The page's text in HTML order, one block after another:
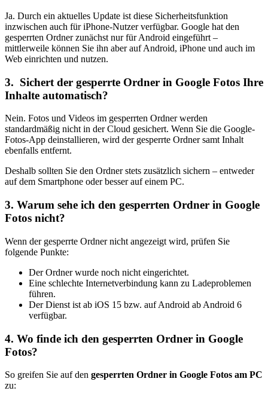
Ja. Durch ein aktuelles Update ist diese Sicherheitsfunktion
inzwischen auch für iPhone-Nutzer verfügbar. Google hat den
gesperrten Ordner zunächst nur für Android eingeführt –
mittlerweile können Sie ihn aber auf Android, iPhone und auch im
Web einrichten und nutzen.
3. Sichert der gesperrte Ordner in Google Fotos Ihre
Inhalte automatisch?
Nein. Fotos und Videos im gesperrten Ordner werden
standardmäßig nicht in der Cloud gesichert. Wenn Sie die Google-
Fotos-App deinstallieren, wird der gesperrte Ordner samt Inhalt
ebenfalls entfernt.
Deshalb sollten Sie den Ordner stets zusätzlich sichern – entweder
auf dem Smartphone oder besser auf einem PC.
3. Warum sehe ich den gesperrten Ordner in Google
Fotos nicht?
Wenn der gesperrte Ordner nicht angezeigt wird, prüfen Sie
folgende Punkte:
Der Ordner wurde noch nicht eingerichtet.
Eine schlechte Internetverbindung kann zu Ladeproblemen
führen.
Der Dienst ist ab iOS 15 bzw. auf Android ab Android 6
verfügbar.
4. Wo finde ich den gesperrten Ordner in Google
Fotos?
So greifen Sie auf den gesperrten Ordner in Google Fotos am PC
zu: